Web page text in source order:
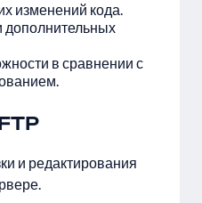
изменений кода.
дополнительных
в сравнении с
и редактирования